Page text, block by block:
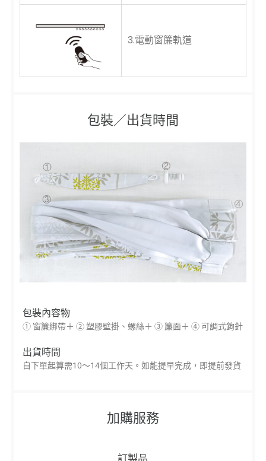
3.電動窗簾軌道
包裝／出貨時間
包裝內容物
① 窗簾綁帶＋ ② 塑膠壁掛、螺絲＋ ③ 簾面＋ ④ 可調式鉤針
出貨時間
自下單起算需10～14個工作天。如能提早完成，即提前發貨
加購服務
訂製品